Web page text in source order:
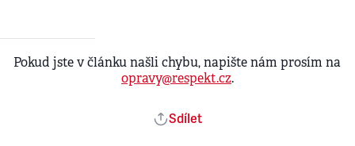
Pokud jste v článku našli chybu, napište nám prosím na
opravy@respekt.cz.
Sdílet